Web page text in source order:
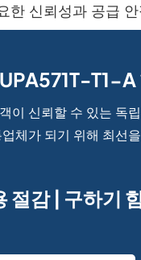
한 신뢰성과 공급
T1-A
이 신뢰할 수 있는 독
체가 되기 위해 최선
절감 | 구하기